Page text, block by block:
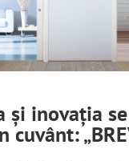
și inovaţia
cuvânt: